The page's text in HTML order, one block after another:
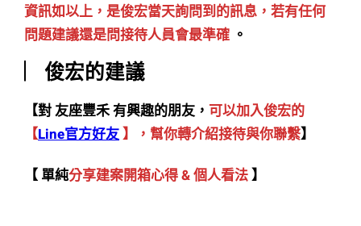
資訊如以上，是俊宏當天詢問到的訊息，若有任何
問題建議還是問接待人員會最準確 。
︳俊宏的建議
【對 友座豐禾 有興趣的朋友， 可以加入俊宏的
【Line官方好友】，幫你轉介紹接待與你聯繫】
【 單純分享建案開箱心得 & 個人看法】